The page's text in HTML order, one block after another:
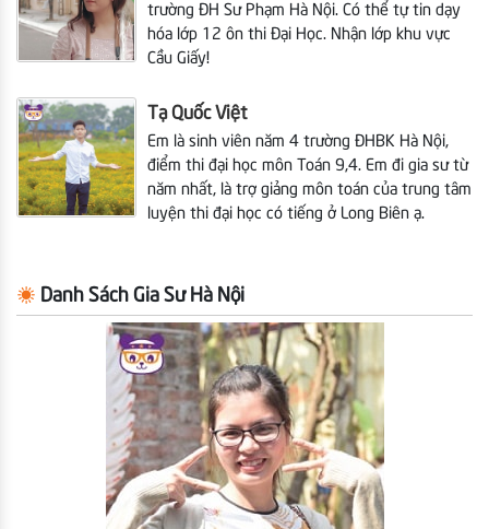
trường ĐH Sư Phạm Hà Nội. Có thể tự tin dạy
hóa lớp 12 ôn thi Đại Học. Nhận lớp khu vực
Cầu Giấy!
Tạ Quốc Việt
Em là sinh viên năm 4 trường ĐHBK Hà Nội,
điểm thi đại học môn Toán 9,4. Em đi gia sư từ
năm nhất, là trợ giảng môn toán của trung tâm
luyện thi đại học có tiếng ở Long Biên ạ.
Danh Sách Gia Sư Hà Nội